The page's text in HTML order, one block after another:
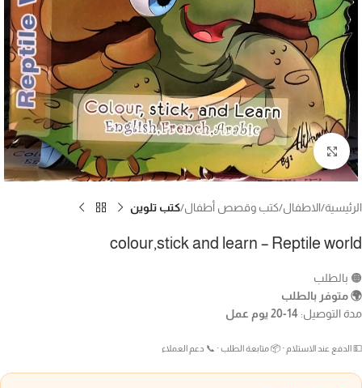
Click to enlarge
الرئيسية الاطفال كتب وقصص أطفال كتب تلوين
colour,stick and learn – Reptile world
🟠 بالطلب
🌍 متوفر بالطلب
مدة التوصيل: 14-20 يوم عمل
💵 الدفع عند الاستلام · 📦 متابعة الطلب · 📞 دعم العملاء